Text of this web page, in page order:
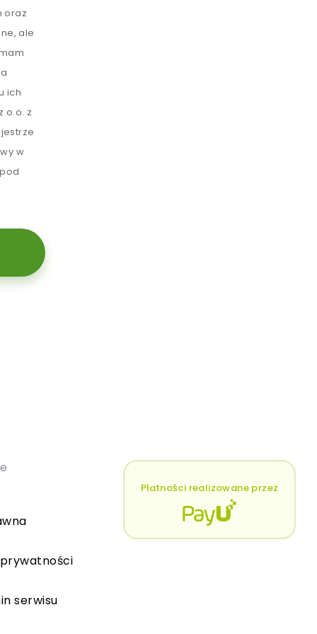
oraz
ale
ich
o.o. z
w
serwisu
Płatności realizowane przez